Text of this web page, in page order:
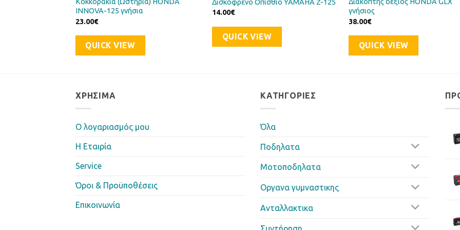
Κοκκοράκια (Ωστήρια) HONDA
INNOVA-125 γνήσια
23.00€
QUICK VIEW
Δισκόφρενο Οπίσθιο YAMAHA Z-125
14.00€
QUICK VIEW
Διακόπτης δεξιός HONDA GLX
γνήσιος
38.00€
QUICK VIEW
ΧΡΉΣΙΜΑ
Ο λογαριασμός μου
Η Eταιρία
Service
Όροι & Προϋποθέσεις
Επικοινωνία
ΚΑΤΗΓΟΡΊΕΣ
Όλα
Ποδηλατα
Μοτοποδηλατα
Οργανα γυμναστικης
Ανταλλακτικα